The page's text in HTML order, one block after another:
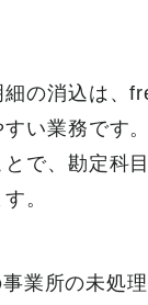
の消込は、
い業務です
で、勘定科
。
業所の未処